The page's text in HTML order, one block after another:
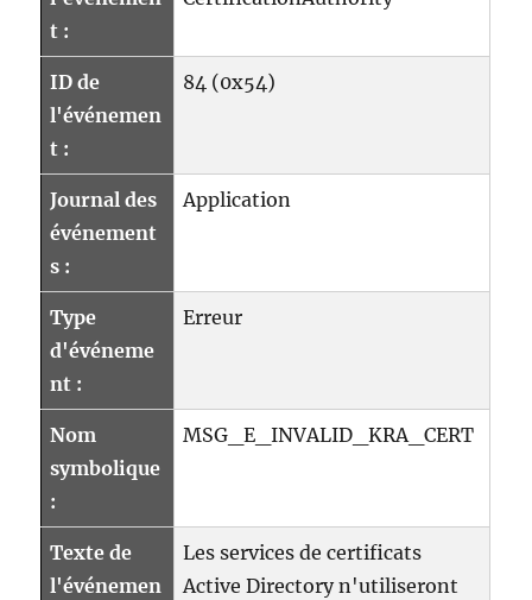
t :
ID de
l'événemen
t :
84 (0x54)
Journal des
événement
s :
Application
Type
d'événeme
nt :
Erreur
Nom
symbolique
:
MSG_E_INVALID_KRA_CERT
Texte de
l'événemen
Les services de certificats
Active Directory n'utiliseront